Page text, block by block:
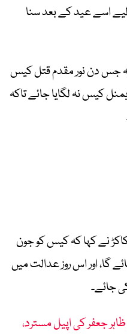
اسے عید کے بعد سنا
جس دن نور مقدم قتل کیس
کیس نہ لگایا جائے تاکہ
نے کہا کہ کیس کو جون
گا، اور اس روز عدالت میں
جائے۔
جعفر کی اپیل مسترد،